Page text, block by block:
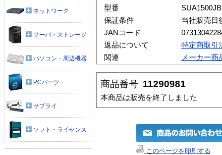
型番
SUA1500JB
保証条件
当社販売日
JANコード
返品について
特定商取引
関連
メーカー商
商品番号 11290981
本商品は販売を終了しました
このページを印刷する
ネットワーク
サーバ・ストレージ
パソコン・周辺機器
PCパーツ
サプライ
ソフト・ライセンス